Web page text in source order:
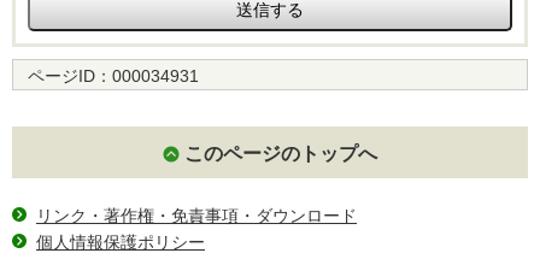
ページID： 000034931
このページのトップへ
リンク・著作権・免責事項・ダウンロード
個人情報保護ポリシー